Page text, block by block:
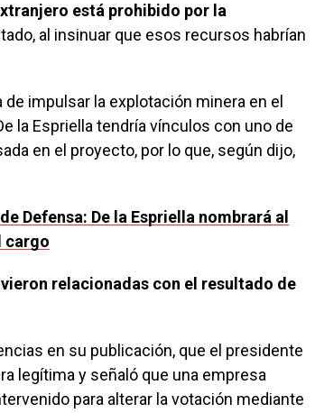
está prohibido por la
al insinuar que esos recursos habrían
impulsar la explotación minera en el
la Espriella tendría vínculos con uno de
en el proyecto, por lo que, según dijo,
Defensa: De la Espriella nombrará al
cargo
relacionadas con el resultado de
en su publicación, que el presidente
legítima y señaló que una empresa
para alterar la votación mediante